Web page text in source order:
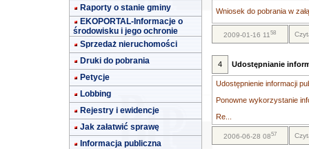
Raporty o stanie gminy
EKOPORTAL-Informacje o
środowisku i jego ochronie
Sprzedaż nieruchomości
Druki do pobrania
Petycje
Lobbing
Rejestry i ewidencje
Jak załatwić sprawę
Informacja publiczna
Wniosek do pobrania w
2009-01-16 1158
4 Udostępnianie
Udostępnienie informacji
Ponowne wykorzystanie
Re...
2006-06-28 0857